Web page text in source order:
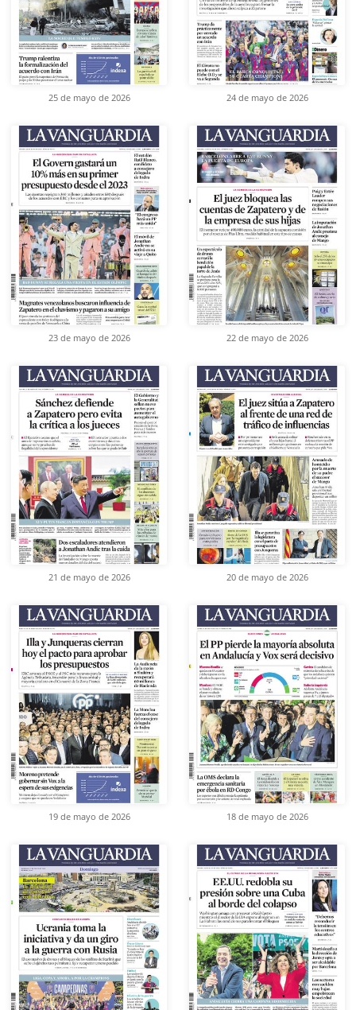
25 de mayo de 2026 24 de mayo de 2026
23 de mayo de 2026 22 de mayo de 2026
21 de mayo de 2026 20 de mayo de 2026
19 de mayo de 2026 18 de mayo de 2026